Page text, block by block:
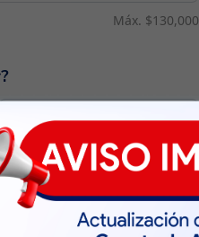
Máx. $130,000
Catorcenal
Mensual